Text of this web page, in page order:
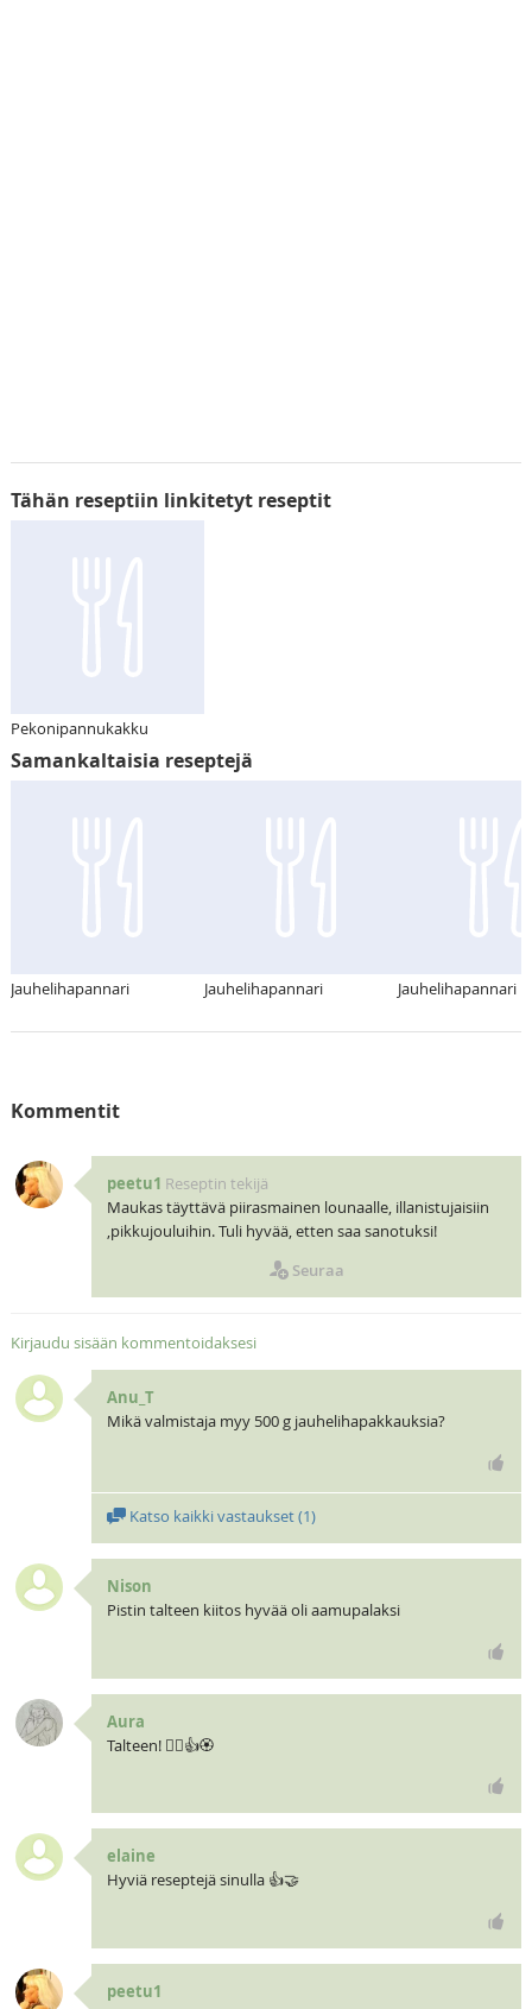
Tähän reseptiin linkitetyt reseptit
Pekonipannukakku
Samankaltaisia reseptejä
Jauhelihapannari Jauhelihapannari Jauhelihapannari
Kommentit
peetu1 Reseptin tekijä
Maukas täyttävä piirasmainen lounaalle, illanistujaisiin
,pikkujouluihin. Tuli hyvää, etten saa sanotuksi!
Seuraa
Kirjaudu sisään kommentoidaksesi
Anu_T
Mikä valmistaja myy 500 g jauhelihapakkauksia?
Katso kaikki vastaukset (1)
Nison
Pistin talteen kiitos hyvää oli aamupalaksi
Aura
Talteen! 🧝‍♀️👍🏵
elaine
Hyviä reseptejä sinulla 👍🤝
peetu1